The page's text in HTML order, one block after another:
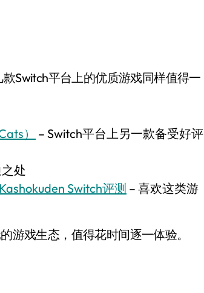
Switch平台上的优质游戏同样值得一
）
– Switch平台上另一款备受好评
处
Switch评测 – 喜欢这类游
游戏生态，值得花时间逐一体验。